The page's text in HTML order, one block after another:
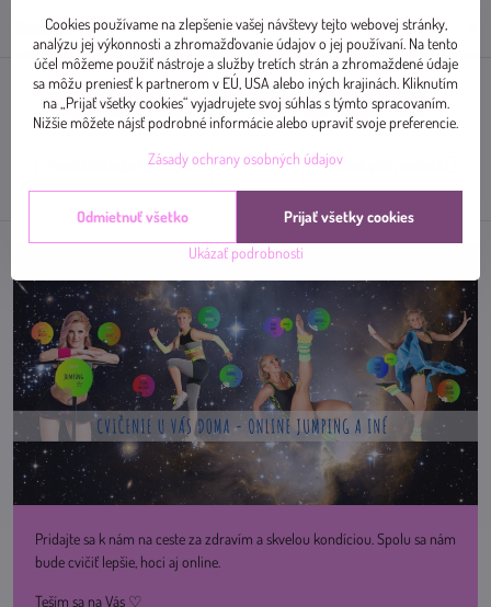
Diskusia 0
FacebookTwitter BlueskyPinterestReddit LinkedInWhatsApp
E-
mail
Predchádzajúci produkt Nasledujúci produkt
Pridajte sa k nám na ceste za zdravím a skvelou kondíciou. Spolu sa nám
bude cvičiť lepšie, hoci aj online.
Teším sa na Vás ♡
Cookies používame na zlepšenie vašej návštevy tejto webovej stránky,
analýzu jej výkonnosti a zhromažďovanie údajov o jej používaní. Na tento
účel môžeme použiť nástroje a služby tretích strán a zhromaždené údaje
sa môžu preniesť k partnerom v EÚ, USA alebo iných krajinách. Kliknutím
na „Prijať všetky cookies“ vyjadrujete svoj súhlas s týmto spracovaním.
Nižšie môžete nájsť podrobné informácie alebo upraviť svoje preferencie.
Zásady ochrany osobných údajov
Ukázať podrobnosti
Prijať všetky cookies
Odmietnuť všetko